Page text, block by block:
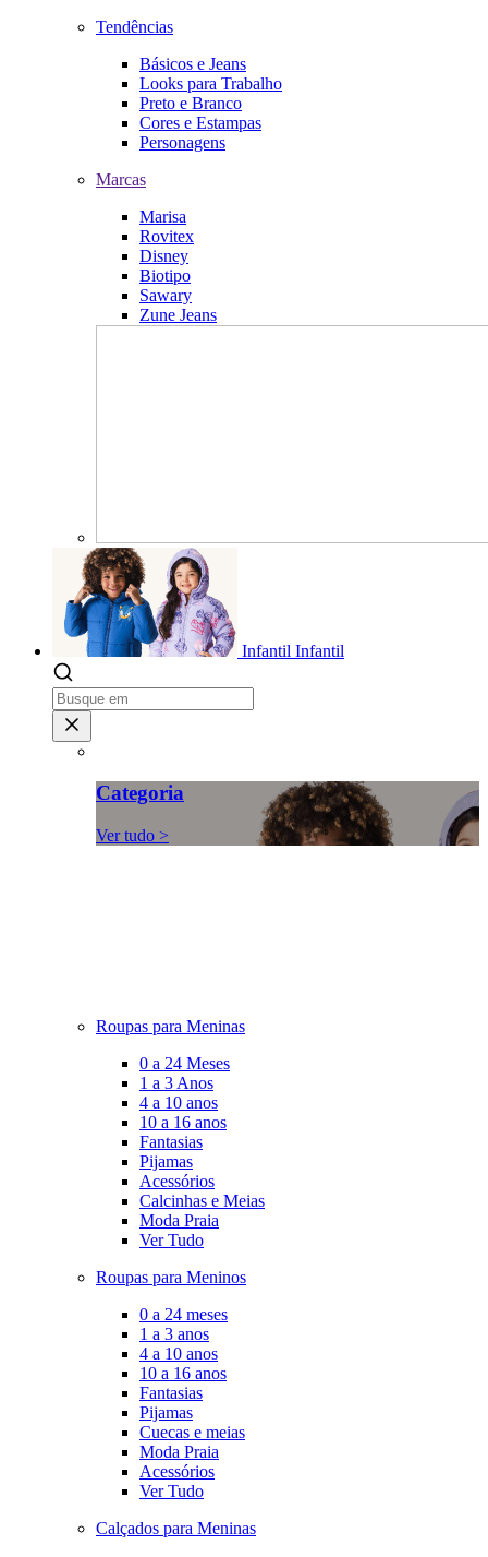
Tendências
Básicos e Jeans
Looks para Trabalho
Preto e Branco
Cores e Estampas
Personagens
Marcas
Marisa
Rovitex
Disney
Biotipo
Sawary
Zune Jeans
Infantil Infantil
Categoria
Ver tudo >
Roupas para Meninas
0 a 24 Meses
1 a 3 Anos
4 a 10 anos
10 a 16 anos
Fantasias
Pijamas
Acessórios
Calcinhas e Meias
Moda Praia
Ver Tudo
Roupas para Meninos
0 a 24 meses
1 a 3 anos
4 a 10 anos
10 a 16 anos
Fantasias
Pijamas
Cuecas e meias
Moda Praia
Acessórios
Ver Tudo
Calçados para Meninas